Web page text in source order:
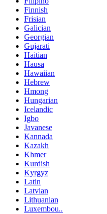
Finnish
Frisian
Galician
Georgian
Gujarati
Haitian
Hausa
Hawaiian
Hebrew
Hmong
Hungarian
Icelandic
Igbo
Javanese
Kannada
Kazakh
Khmer
Kurdish
Kyrgyz
Latin
Latvian
Lithuanian
Luxembou..